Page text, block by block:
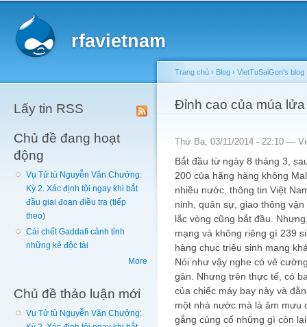
rfavietnam
Lấy tin RSS
Chủ đề đang hoạt
động
Vụ Tử tù Nguyễn Văn Chưởng:
Kỳ 2. Xác định tội ngay khi bắt
đầu giai đoạn điều tra (tiếp
theo)
Cái chết Gaddafi cảnh tỉnh
những kẻ độc tài
More
Chủ đề thảo luận mới
Vụ Tử tù Nguyễn Văn Chưởng:
You are here
Trang chủ › Blog › VietTuSaiGon's blog
Đỉnh cao của múa
Thứ Ba, 03/11/2014 - 22:10 —
Bắt đầu từ ngày 8 tháng 3,
200 của hãng hàng không
nhiều nước, thông tin Việt
ninh, quân sự, giao thông
lắc vòng cũng bắt đầu.
mạng và không riêng gì 239
hàng chục triệu sinh mạng
Nói như vậy nghe có vẻ
gân. Nhưng trên thực tế, có
của chiếc máy bay này và
một nhà nước mà là âm mưu
gắng củng cố những gì còn